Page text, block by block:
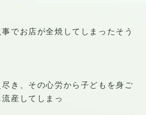
でお店が全焼してしまったそう
き、その心労から子どもを身ご
産してしまっ